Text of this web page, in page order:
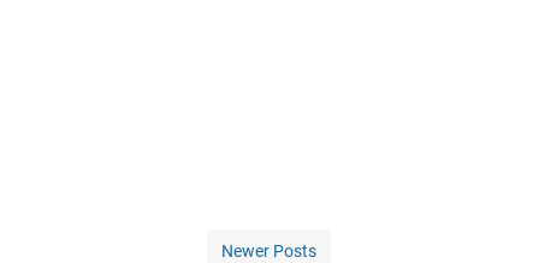
Newer Posts